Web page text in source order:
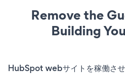
Remove the
Building
HubSpot webサイトを稼働さ